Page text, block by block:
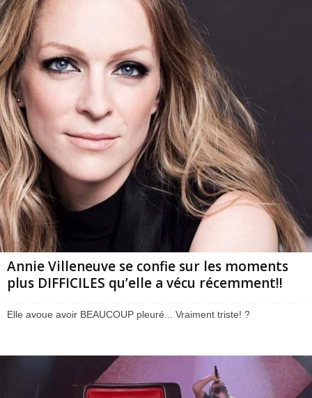
Annie Villeneuve se confie sur les moments
plus DIFFICILES qu’elle a vécu récemment!!
Elle avoue avoir BEAUCOUP pleuré... Vraiment triste! ?